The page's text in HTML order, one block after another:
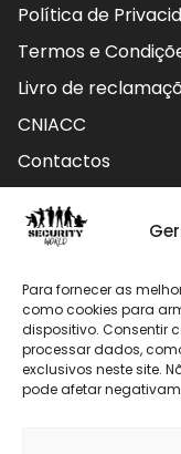
Para fornecer as
como cookies para
dispositivo. Consentir
processar dados,
exclusivos neste site.
pode afetar
Política de
Termos e
Livro de
CNIACC
Contactos
Contactos
912 009 740